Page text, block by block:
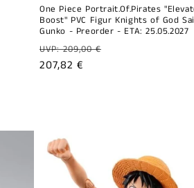
One Piece Portrait.Of.Pirates
Boost" PVC Figur Knights of God
Gunko - Preorder - ETA: 25.05.2027
Prix
habituel
UVP: 209,00 €
Prix
207,82 €